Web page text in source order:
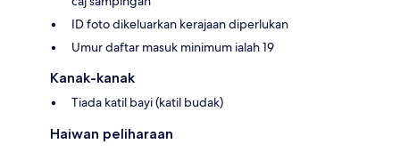
ID foto dikeluarkan kerajaan diperlukan
Umur daftar masuk minimum ialah 19
Kanak-kanak
Tiada katil bayi (katil budak)
Haiwan peliharaan